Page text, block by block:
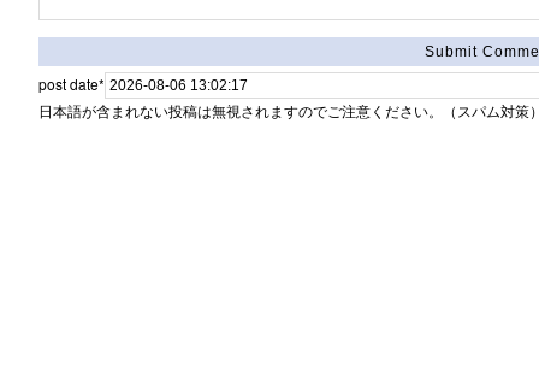
post date*
日本語が含まれない投稿は無視されますのでご注意ください。（スパム対策